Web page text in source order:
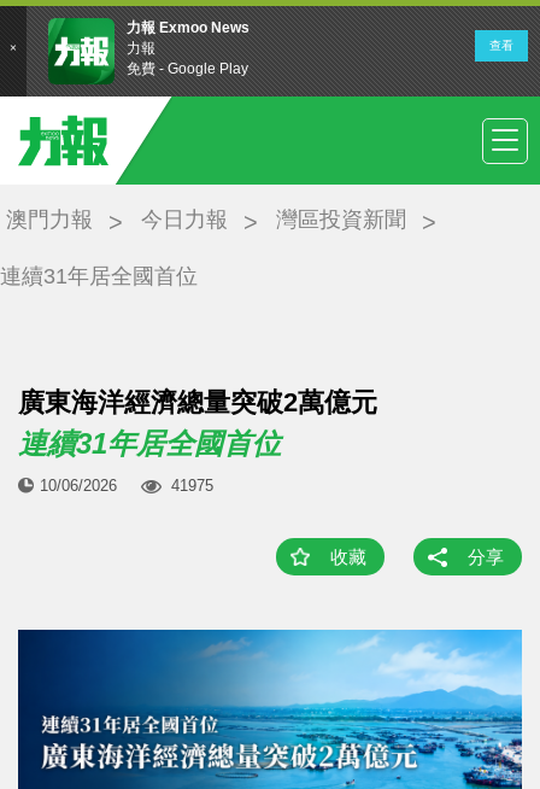
澳門力報 今日力報 灣區投資新聞
連續31年居全國首位
廣東海洋經濟總量突破2萬億元
連續31年居全國首位
10/06/2026 41975
收藏 分享